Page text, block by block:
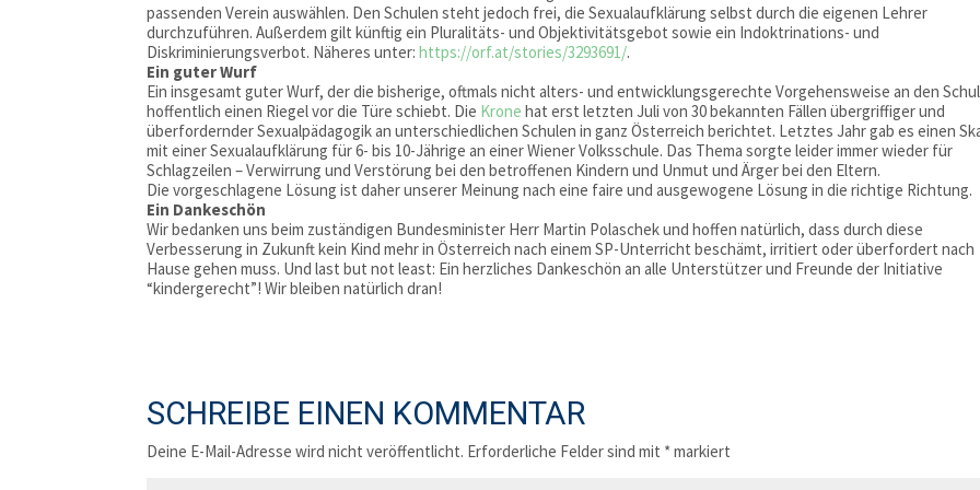
passenden Verein auswählen. Den Schulen steht jedoch frei, die Sexualaufklärung selbst durch die eigenen Lehrer
durchzuführen. Außerdem gilt künftig ein Pluralitäts- und Objektivitätsgebot sowie ein Indoktrinations- und
Diskriminierungsverbot. Näheres unter:https://orf.at/stories/3293691/.
Ein guter Wurf
Ein insgesamt guter Wurf, der die bisherige, oftmals nicht alters- und entwicklungsgerechte Vorgehensweise an den
hoffentlich einen Riegel vor die Türe schiebt. Die Krone hat erst letzten Juli von 30 bekannten Fällen übergriffiger und
überfordernder Sexualpädagogik an unterschiedlichen Schulen in ganz Österreich berichtet. Letztes Jahr gab es einen
mit einer Sexualaufklärung für 6- bis 10-Jährige an einer Wiener Volksschule. Das Thema sorgte leider immer wieder für
Schlagzeilen – Verwirrung und Verstörung bei den betroffenen Kindern und Unmut und Ärger bei den Eltern.
Die vorgeschlagene Lösung ist daher unserer Meinung nach eine faire und ausgewogene Lösung in die richtige Richtung.
Ein Dankeschön
Wir bedanken uns beim zuständigen Bundesminister Herr Martin Polaschek und hoffen natürlich, dass durch diese
Verbesserung in Zukunft kein Kind mehr in Österreich nach einem SP-Unterricht beschämt, irritiert oder überfordert nach
Hause gehen muss. Und last but not least: Ein herzliches Dankeschön an alle Unterstützer und Freunde der Initiative
“kindergerecht”! Wir bleiben natürlich dran!
SCHREIBE EINEN KOMMENTAR
Deine E-Mail-Adresse wird nicht veröffentlicht. Erforderliche Felder sind mit *markiert